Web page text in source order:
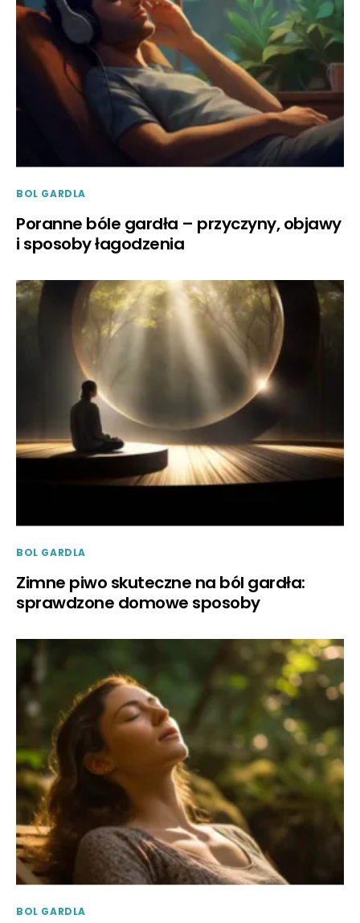
BOL GARDLA
Poranne bóle gardła – przyczyny, objawy
i sposoby łagodzenia
BOL GARDLA
Zimne piwo skuteczne na ból gardła:
sprawdzone domowe sposoby
BOL GARDLA